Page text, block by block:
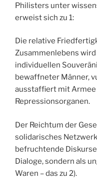
Philisters unter
erweist sich zu 1:
Die relative
Zusammenlebens
individuellen
bewaffneter Männer,
ausstaffiert mit Armee
Repressionsorganen.
Der Reichtum der
solidarisches
befruchtende
Dialoge, sondern als
Waren – das zu 2).